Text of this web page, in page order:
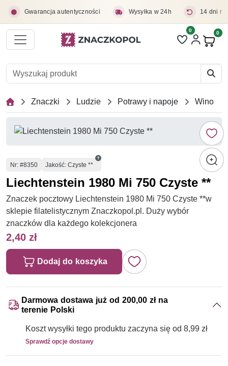
Gwarancja autentyczności Wysyłka w 24h 14 dni
Liczba pozycji
0 0
Znaczki Ludzie Potrawy i napoje Wino
Numer
Nr: #8350 Jakość: Czyste **
Liechtenstein 1980 Mi 750 Czyste **
Znaczek pocztowy Liechtenstein 1980 Mi 750 Czyste **w
sklepie filatelistycznym Znaczkopol.pl. Duży wybór
znaczków dla każdego kolekcjonera
2,40 zł
Dodaj do koszyka
Darmowa dostawa już od 200,00 zł na
terenie Polski
Koszt wysyłki tego produktu zaczyna się od 8,99 zł
Sprawdź opcje dostawy